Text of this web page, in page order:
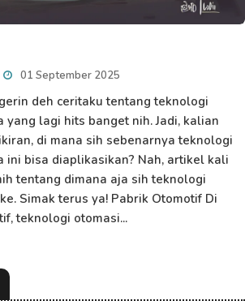
01 September 2025
deh ceritaku tentang teknologi
yang lagi hits banget nih. Jadi, kalian
di mana sih sebenarnya teknologi
ini bisa diaplikasikan? Nah, artikel kali
tentang dimana aja sih teknologi
Simak terus ya! Pabrik Otomotif Di
teknologi otomasi...